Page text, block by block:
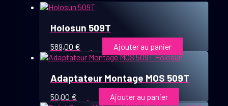
Holosun 509T
589,00 € Ajouter au panier
Adaptateur Montage MOS 509T
50,00 € Ajouter au panier